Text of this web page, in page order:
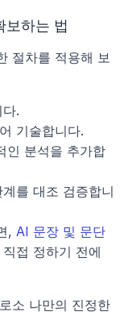
보하는 법
절차를 적용해 보
.
기술합니다.
인 분석을 추가합
를 대조 검증합니
, AI 문장 및 문단
접 정하기 전에
소 나만의 진정한